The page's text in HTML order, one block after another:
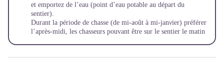
et emportez de l’eau (point d’eau potable au départ du
sentier).
Durant la période de chasse (de mi-août à mi-janvier) préférer
l’après-midi, les chasseurs pouvant être sur le sentier le matin